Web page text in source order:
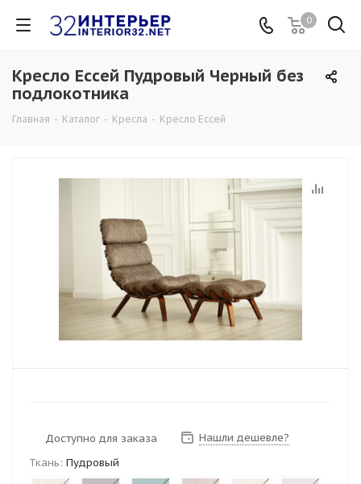
0
Кресло Ессей Пудровый Черный без
подлокотника
Главная - Каталог - Кресла - Кресло Ессей
Доступно для заказа
Нашли дешевле?
Ткань: Пудровый